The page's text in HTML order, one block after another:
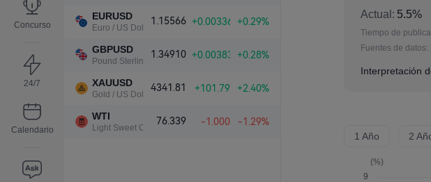
Concurso
24/7
Calendario
EURUSD
Euro / US Dollar
1.15566 +0.00336 +0.29%
GBPUSD
Pound Sterling / US Dollar
1.34910 +0.00383 +0.28%
XAUUSD
Gold / US Dollar
4341.81 +101.79 +2.40%
WTI
Light Sweet Crude Oil
76.339 -1.000 -1.29%
Actual: 5.5%
Tiempo de
Fuentes de datos:
Interpretación
1 Año 2